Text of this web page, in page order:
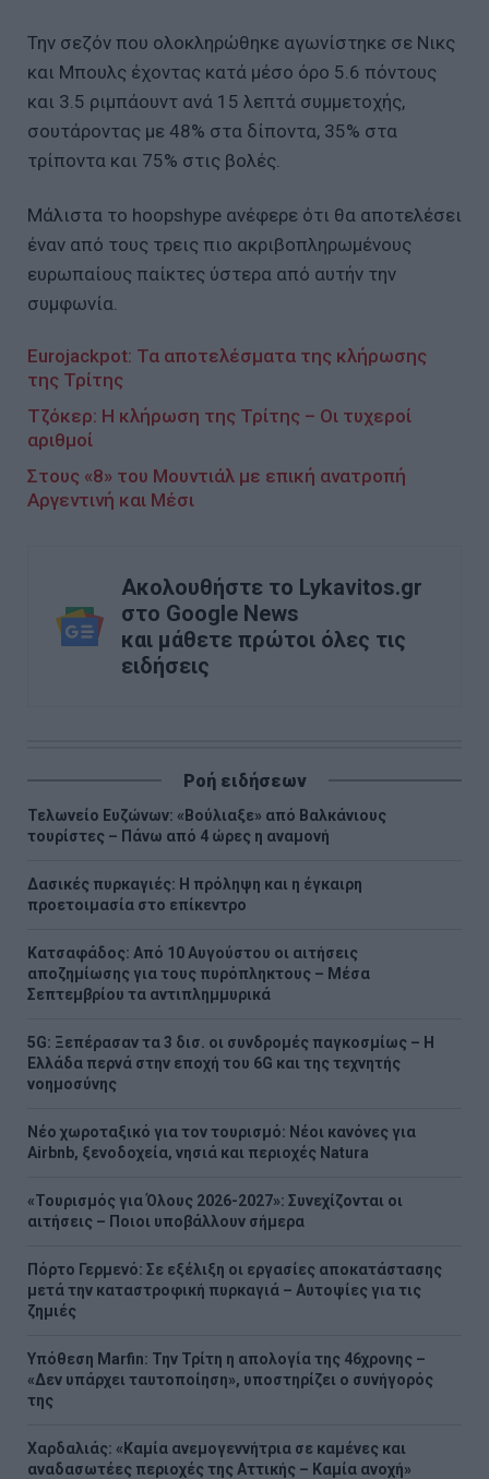
Την σεζόν που ολοκληρώθηκε αγωνίστηκε σε Νικς
και Μπουλς έχοντας κατά μέσο όρο 5.6 πόντους
και 3.5 ριμπάουντ ανά 15 λεπτά συμμετοχής,
σουτάροντας με 48% στα δίποντα, 35% στα
τρίποντα και 75% στις βολές.
Μάλιστα το hoopshype ανέφερε ότι θα αποτελέσει
έναν από τους τρεις πιο ακριβοπληρωμένους
ευρωπαίους παίκτες ύστερα από αυτήν την
συμφωνία.
Εurojackpot: Τα αποτελέσματα της κλήρωσης
της Τρίτης
Τζόκερ: Η κλήρωση της Τρίτης – Οι τυχεροί
αριθμοί
Στους «8» του Μουντιάλ με επική ανατροπή
Αργεντινή και Μέσι
Ακολουθήστε το Lykavitos.gr
στο Google News
και μάθετε πρώτοι όλες τις
ειδήσεις
Ροή ειδήσεων
Τελωνείο Ευζώνων: «Βούλιαξε» από Βαλκάνιους
τουρίστες – Πάνω από 4 ώρες η αναμονή
Δασικές πυρκαγιές: Η πρόληψη και η έγκαιρη
προετοιμασία στο επίκεντρο
Κατσαφάδος: Από 10 Αυγούστου οι αιτήσεις
αποζημίωσης για τους πυρόπληκτους – Μέσα
Σεπτεμβρίου τα αντιπλημμυρικά
5G: Ξεπέρασαν τα 3 δισ. οι συνδρομές παγκοσμίως – Η
Ελλάδα περνά στην εποχή του 6G και της τεχνητής
νοημοσύνης
Νέο χωροταξικό για τον τουρισμό: Νέοι κανόνες για
Airbnb, ξενοδοχεία, νησιά και περιοχές Natura
«Τουρισμός για Όλους 2026-2027»: Συνεχίζονται οι
αιτήσεις – Ποιοι υποβάλλουν σήμερα
Πόρτο Γερμενό: Σε εξέλιξη οι εργασίες αποκατάστασης
μετά την καταστροφική πυρκαγιά – Αυτοψίες για τις
ζημιές
Υπόθεση Marfin: Την Τρίτη η απολογία της 46χρονης –
«Δεν υπάρχει ταυτοποίηση», υποστηρίζει ο συνήγορός
της
Χαρδαλιάς: «Καμία ανεμογεννήτρια σε καμένες και
αναδασωτέες περιοχές της Αττικής – Καμία ανοχή»